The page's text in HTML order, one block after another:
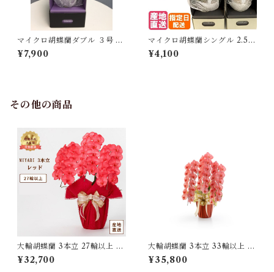
マイクロ胡蝶蘭ダブル ３号 ２
WAYテーブルBOX入り お供
え仕様
¥7,900
マイクロ胡蝶蘭シングル 2.5号
２WAYテーブルBOX入り お
供え仕様
¥4,100
その他の商品
大輪胡蝶蘭 3本立 27輪以上 M
IYABI レッド
¥32,700
大輪胡蝶蘭 3本立 33輪以上 M
IYABI レッド
¥35,800